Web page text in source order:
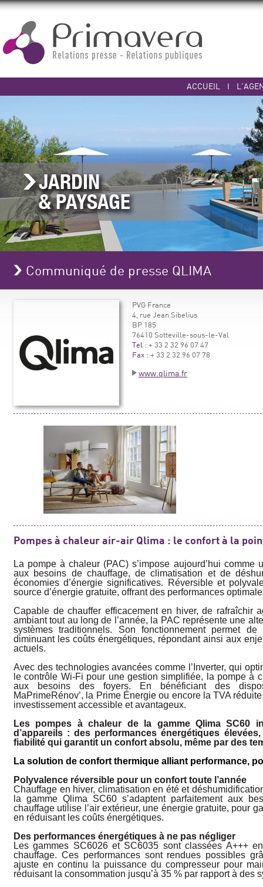
ACCUEIL I
Communiqué de presse QLIMA
PVG France
4, rue Jean Sibelius
BP 185
76410 Sotteville-sous-le-Val
Tel : + 33 2 32 96 07 47
Fax : + 33 2 32 96 07 78
www.qlima.fr
Pompes à chaleur air-air Qlima : le confort à la
La pompe à chaleur (PAC) s’impose au­jourd’hui
aux besoins de chauffa­ge, de climatisation et de
économies d’énergie significatives. Réversible et
source d’énergie gratuite, offrant des performances
Capable de chauffer efficacement en hiver, de rafraîchir
ambiant tout au long de l’année, la PAC représente une
sys­tèmes traditionnels. Son fonctionnement permet
diminuant les coûts énergétiques, répondant ainsi aux
actuels.
Avec des technologies avancées comme l’Inverter, qui
le contrôle Wi-Fi pour une gestion simplifiée, la pompe à
aux besoins des foyers. En bénéficiant des
MaPrimeRénov’, la Prime Énergie ou encore la TVA
investissement accessible et avantageux.
Les pompes à chaleur de la gamme Qlima SC60
d’appareils : des performances énergétiques
fiabilité qui garantit un confort absolu, même par des
La solution de confort thermique alliant performance,
Polyvalence réversible pour un confort toute l’année
Chauffage en hiver, climatisation en été et
la gamme Qlima SC60 s’adaptent parfaitement aux
chauffage utili­se l’air extérieur, une énergie gratuite, pour
en réduisant les coûts énergétiques.
Des performances énergétiques à ne pas négliger
Les gammes SC6026 et SC6035 sont classées A+++
chauffage. Ces per­formances sont rendues possibles
ajuste en continu la puissance du compresseur pour
réduisant la consommation jusqu’à 35 % par rapport à des